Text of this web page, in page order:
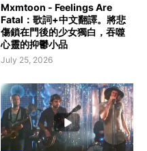
Mxmtoon - Feelings Are
Fatal：歌詞+中文翻譯。將悲
傷鎖在門後的少女獨白，吞噬
心靈的抑鬱小品
July 25, 2026